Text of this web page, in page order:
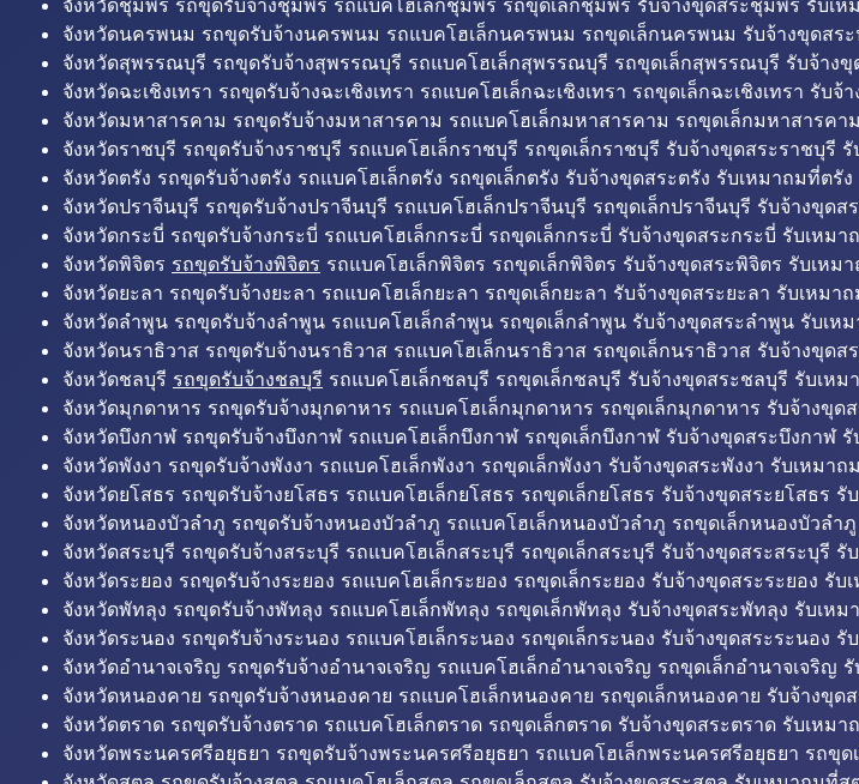
จังหวัดชุมพร รถขุดรับจ้างชุมพร รถแบคโฮเล็กชุมพร รถขุดเล็กชุมพร รับจ้างขุดสระชุมพร รับเ
จังหวัดนครพนม รถขุดรับจ้างนครพนม รถแบคโฮเล็กนครพนม รถขุดเล็กนครพนม รับจ้างขุดส
จังหวัดสุพรรณบุรี รถขุดรับจ้างสุพรรณบุรี รถแบคโฮเล็กสุพรรณบุรี รถขุดเล็กสุพรรณบุรี รับจ้าง
จังหวัดฉะเชิงเทรา รถขุดรับจ้างฉะเชิงเทรา รถแบคโฮเล็กฉะเชิงเทรา รถขุดเล็กฉะเชิงเทรา รับจ้
จังหวัดมหาสารคาม รถขุดรับจ้างมหาสารคาม รถแบคโฮเล็กมหาสารคาม รถขุดเล็กมหาสารค
จังหวัดราชบุรี รถขุดรับจ้างราชบุรี รถแบคโฮเล็กราชบุรี รถขุดเล็กราชบุรี รับจ้างขุดสระราชบุรี
จังหวัดตรัง รถขุดรับจ้างตรัง รถแบคโฮเล็กตรัง รถขุดเล็กตรัง รับจ้างขุดสระตรัง รับเหมาถมที่ตรัง
จังหวัดปราจีนบุรี รถขุดรับจ้างปราจีนบุรี รถแบคโฮเล็กปราจีนบุรี รถขุดเล็กปราจีนบุรี รับจ้างขุด
จังหวัดกระบี่ รถขุดรับจ้างกระบี่ รถแบคโฮเล็กกระบี่ รถขุดเล็กกระบี่ รับจ้างขุดสระกระบี่ รับเหมา
จังหวัดพิจิตร รถขุดรับจ้างพิจิตร รถแบคโฮเล็กพิจิตร รถขุดเล็กพิจิตร รับจ้างขุดสระพิจิตร รับเหม
จังหวัดยะลา รถขุดรับจ้างยะลา รถแบคโฮเล็กยะลา รถขุดเล็กยะลา รับจ้างขุดสระยะลา รับเหมา
จังหวัดลำพูน รถขุดรับจ้างลำพูน รถแบคโฮเล็กลำพูน รถขุดเล็กลำพูน รับจ้างขุดสระลำพูน รับเห
จังหวัดนราธิวาส รถขุดรับจ้างนราธิวาส รถแบคโฮเล็กนราธิวาส รถขุดเล็กนราธิวาส รับจ้างขุด
จังหวัดชลบุรี รถขุดรับจ้างชลบุรี รถแบคโฮเล็กชลบุรี รถขุดเล็กชลบุรี รับจ้างขุดสระชลบุรี รับเห
จังหวัดมุกดาหาร รถขุดรับจ้างมุกดาหาร รถแบคโฮเล็กมุกดาหาร รถขุดเล็กมุกดาหาร รับจ้างขุ
จังหวัดบึงกาฬ รถขุดรับจ้างบึงกาฬ รถแบคโฮเล็กบึงกาฬ รถขุดเล็กบึงกาฬ รับจ้างขุดสระบึงกาฬ
จังหวัดพังงา รถขุดรับจ้างพังงา รถแบคโฮเล็กพังงา รถขุดเล็กพังงา รับจ้างขุดสระพังงา รับเหมาถ
จังหวัดยโสธร รถขุดรับจ้างยโสธร รถแบคโฮเล็กยโสธร รถขุดเล็กยโสธร รับจ้างขุดสระยโสธร รั
จังหวัดหนองบัวลำภู รถขุดรับจ้างหนองบัวลำภู รถแบคโฮเล็กหนองบัวลำภู รถขุดเล็กหนองบัวล
จังหวัดสระบุรี รถขุดรับจ้างสระบุรี รถแบคโฮเล็กสระบุรี รถขุดเล็กสระบุรี รับจ้างขุดสระสระบุรี รั
จังหวัดระยอง รถขุดรับจ้างระยอง รถแบคโฮเล็กระยอง รถขุดเล็กระยอง รับจ้างขุดสระระยอง รับ
จังหวัดพัทลุง รถขุดรับจ้างพัทลุง รถแบคโฮเล็กพัทลุง รถขุดเล็กพัทลุง รับจ้างขุดสระพัทลุง รับเห
จังหวัดระนอง รถขุดรับจ้างระนอง รถแบคโฮเล็กระนอง รถขุดเล็กระนอง รับจ้างขุดสระระนอง รั
จังหวัดอำนาจเจริญ รถขุดรับจ้างอำนาจเจริญ รถแบคโฮเล็กอำนาจเจริญ รถขุดเล็กอำนาจเจริญ
จังหวัดหนองคาย รถขุดรับจ้างหนองคาย รถแบคโฮเล็กหนองคาย รถขุดเล็กหนองคาย รับจ้างขุ
จังหวัดตราด รถขุดรับจ้างตราด รถแบคโฮเล็กตราด รถขุดเล็กตราด รับจ้างขุดสระตราด รับเหมา
จังหวัดพระนครศรีอยุธยา รถขุดรับจ้างพระนครศรีอยุธยา รถแบคโฮเล็กพระนครศรีอยุธยา รถ